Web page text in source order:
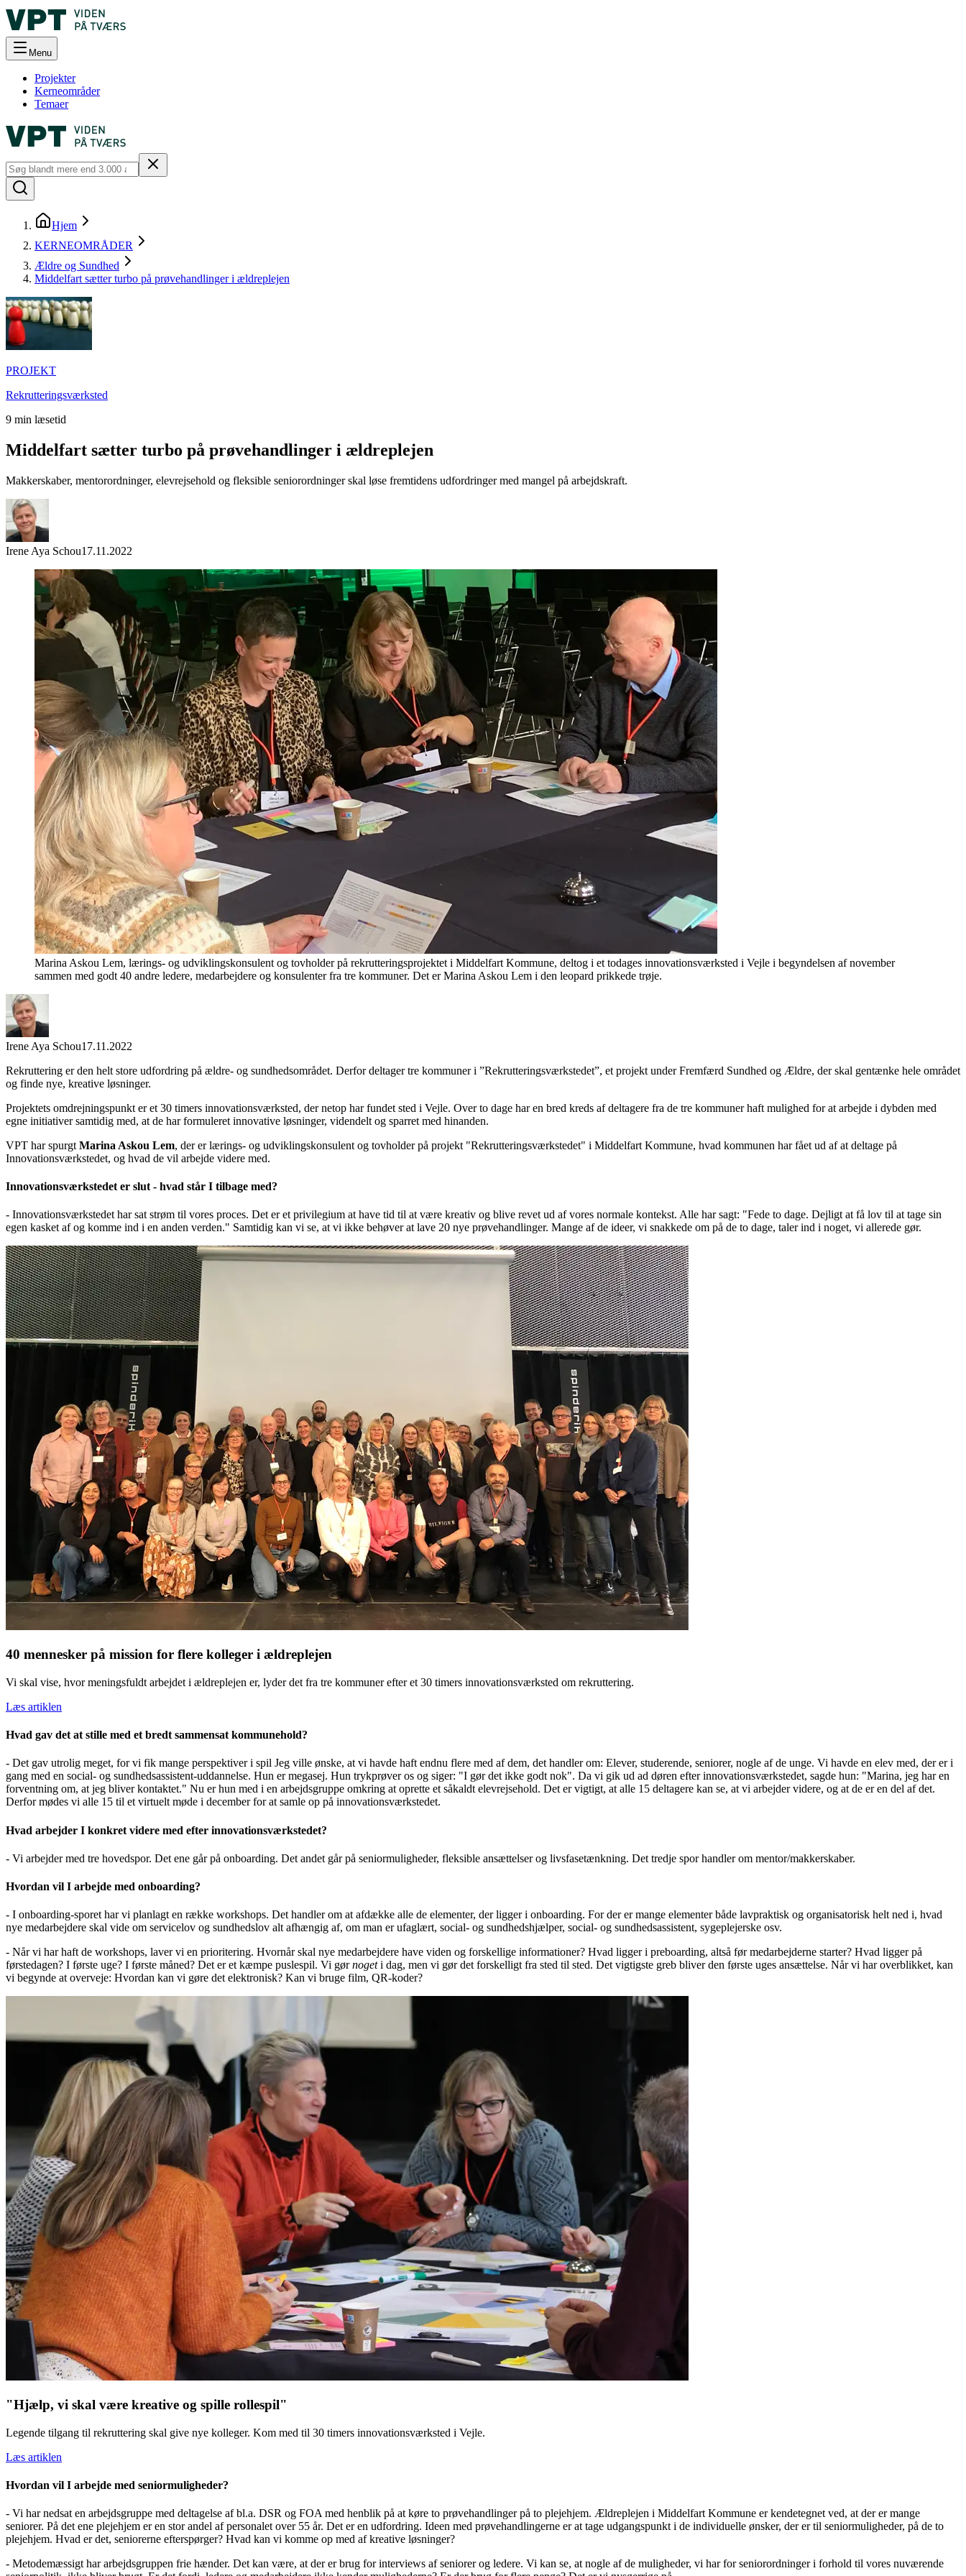
Menu
Projekter
Kerneområder
Temaer
Hjem
KERNEOMRÅDER
Ældre og Sundhed
Middelfart sætter turbo på prøvehandlinger i ældreplejen
PROJEKT
Rekrutteringsværksted
9 min læsetid
Middelfart sætter turbo på prøvehandlinger i ældreplejen
Makkerskaber, mentorordninger, elevrejsehold og fleksible seniorordninger skal løse fremtidens udfordringer med mangel på arbejdskraft.
Irene Aya Schou17.11.2022
Marina Askou Lem, lærings- og udviklingskonsulent og tovholder på rekrutteringsprojektet i Middelfart Kommune, deltog i et todages innovationsværksted i Vejle i begyndelsen af november
sammen med godt 40 andre ledere, medarbejdere og konsulenter fra tre kommuner. Det er Marina Askou Lem i den leopard prikkede trøje.
Irene Aya Schou17.11.2022
Rekruttering er den helt store udfordring på ældre- og sundhedsområdet. Derfor deltager tre kommuner i ”Rekrutteringsværkstedet”, et projekt under Fremfærd Sundhed og Ældre, der skal gentænke hele området
og finde nye, kreative løsninger.
Projektets omdrejningspunkt er et 30 timers innovationsværksted, der netop har fundet sted i Vejle. Over to dage har en bred kreds af deltagere fra de tre kommuner haft mulighed for at arbejde i dybden med
egne initiativer samtidig med, at de har formuleret innovative løsninger, videndelt og sparret med hinanden.
VPT har spurgt Marina Askou Lem, der er lærings- og udviklingskonsulent og tovholder på projekt "Rekrutteringsværkstedet" i Middelfart Kommune, hvad kommunen har fået ud af at deltage på
Innovationsværkstedet, og hvad de vil arbejde videre med.
Innovationsværkstedet er slut - hvad står I tilbage med?
- Innovationsværkstedet har sat strøm til vores proces. Det er et privilegium at have tid til at være kreativ og blive revet ud af vores normale kontekst. Alle har sagt: "Fede to dage. Dejligt at få lov til at tage sin
egen kasket af og komme ind i en anden verden." Samtidig kan vi se, at vi ikke behøver at lave 20 nye prøvehandlinger. Mange af de ideer, vi snakkede om på de to dage, taler ind i noget, vi allerede gør.
40 mennesker på mission for flere kolleger i ældreplejen
Vi skal vise, hvor meningsfuldt arbejdet i ældreplejen er, lyder det fra tre kommuner efter et 30 timers innovationsværksted om rekruttering.
Læs artiklen
Hvad gav det at stille med et bredt sammensat kommunehold?
- Det gav utrolig meget, for vi fik mange perspektiver i spil Jeg ville ønske, at vi havde haft endnu flere med af dem, det handler om: Elever, studerende, seniorer, nogle af de unge. Vi havde en elev med, der er i
gang med en social- og sundhedsassistent-uddannelse. Hun er megasej. Hun trykprøver os og siger: "I gør det ikke godt nok". Da vi gik ud ad døren efter innovationsværkstedet, sagde hun: "Marina, jeg har en
forventning om, at jeg bliver kontaktet." Nu er hun med i en arbejdsgruppe omkring at oprette et såkaldt elevrejsehold. Det er vigtigt, at alle 15 deltagere kan se, at vi arbejder videre, og at de er en del af det.
Derfor mødes vi alle 15 til et virtuelt møde i december for at samle op på innovationsværkstedet.
Hvad arbejder I konkret videre med efter innovationsværkstedet?
- Vi arbejder med tre hovedspor. Det ene går på onboarding. Det andet går på seniormuligheder, fleksible ansættelser og livsfasetænkning. Det tredje spor handler om mentor/makkerskaber.
Hvordan vil I arbejde med onboarding?
- I onboarding-sporet har vi planlagt en række workshops. Det handler om at afdække alle de elementer, der ligger i onboarding. For der er mange elementer både lavpraktisk og organisatorisk helt ned i, hvad
nye medarbejdere skal vide om servicelov og sundhedslov alt afhængig af, om man er ufaglært, social- og sundhedshjælper, social- og sundhedsassistent, sygeplejerske osv.
- Når vi har haft de workshops, laver vi en prioritering. Hvornår skal nye medarbejdere have viden og forskellige informationer? Hvad ligger i preboarding, altså før medarbejderne starter? Hvad ligger på
førstedagen? I første uge? I første måned? Det er et kæmpe puslespil. Vi gørnogeti dag, men vi gør det forskelligt fra sted til sted. Det vigtigste greb bliver den første uges ansættelse. Når vi har overblikket, kan
vi begynde at overveje: Hvordan kan vi gøre det elektronisk? Kan vi bruge film, QR-koder?
"Hjælp, vi skal være kreative og spille rollespil"
Legende tilgang til rekruttering skal give nye kolleger. Kom med til 30 timers innovationsværksted i Vejle.
Læs artiklen
Hvordan vil I arbejde med seniormuligheder?
- Vi har nedsat en arbejdsgruppe med deltagelse af bl.a. DSR og FOA med henblik på at køre to prøvehandlinger på to plejehjem. Ældreplejen i Middelfart Kommune er kendetegnet ved, at der er mange
seniorer. På det ene plejehjem er en stor andel af personalet over 55 år. Det er en udfordring. Ideen med prøvehandlingerne er at tage udgangspunkt i de individuelle ønsker, der er til seniormuligheder, på de to
plejehjem. Hvad er det, seniorerne efterspørger? Hvad kan vi komme op med af kreative løsninger?
- Metodemæssigt har arbejdsgruppen frie hænder. Det kan være, at der er brug for interviews af seniorer og ledere. Vi kan se, at nogle af de muligheder, vi har for seniorordninger i forhold til vores nuværende